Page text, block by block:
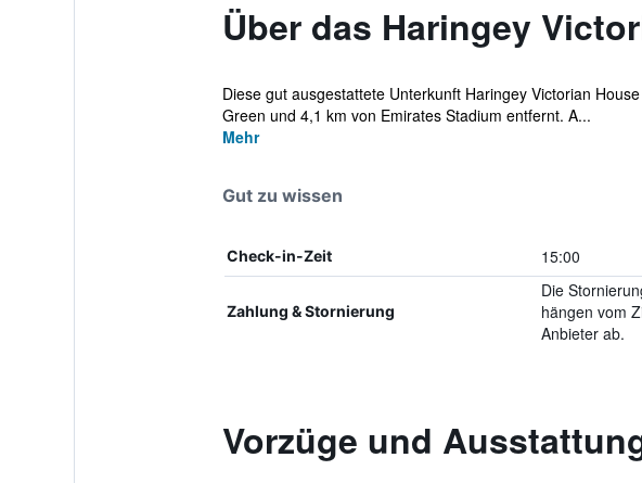
Über das Haringey
Diese gut ausgestattete Unterkunft Haringey Victorian
Green und 4,1 km von Emirates Stadium entfernt. A...
Mehr
Gut zu wissen
Check-in-Zeit 15:00
Zahlung & Stornierung
Die
hängen vom
Anbieter ab.
Vorzüge und